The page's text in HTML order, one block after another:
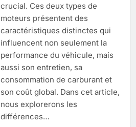
crucial. Ces deux types de
moteurs présentent des
caractéristiques distinctes qui
influencent non seulement la
performance du véhicule, mais
aussi son entretien, sa
consommation de carburant et
son coût global. Dans cet article,
nous explorerons les
différences…